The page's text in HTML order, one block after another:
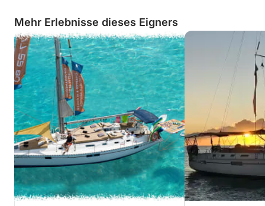
Mehr Erlebnisse dieses Eigners